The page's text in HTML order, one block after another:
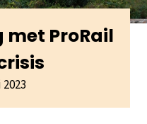
ProRail